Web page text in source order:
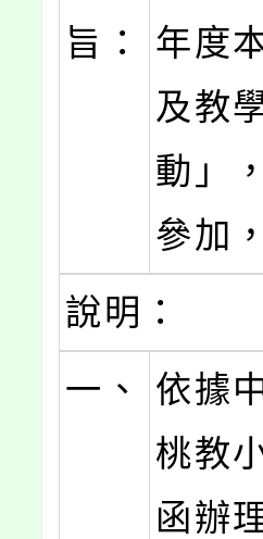
旨：
年度
及教
動」
參加
說明：
一、
依據
桃教
函辦